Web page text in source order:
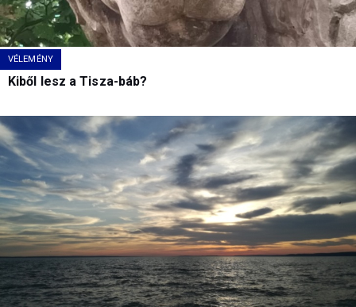
VÉLEMÉNY
Kiből lesz a Tisza-báb?